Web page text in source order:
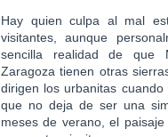
Hay quien culpa al mal
visitantes, aunque
sencilla realidad de que
Zaragoza tienen otras
dirigen los urbanitas
que no deja de ser una
meses de verano, el